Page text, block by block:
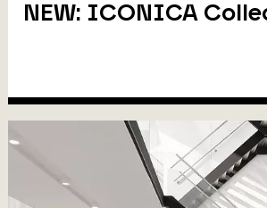
NEW: ICONICA